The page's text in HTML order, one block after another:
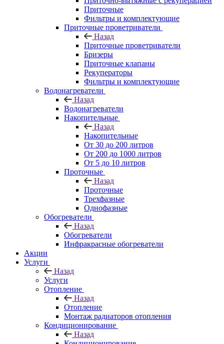
Приточные
Фильтры и комплектующие
Приточные проветриватели
Назад
Приточные проветриватели
Бризеры
Приточные клапаны
Рекуператоры
Фильтры и комплектующие
Водонагреватели
Назад
Водонагреватели
Накопительные
Назад
Накопительные
От 30 до 200 литров
От 200 до 1000 литров
От 5 до 10 литров
Проточные
Назад
Проточные
Трехфазные
Однофазные
Обогреватели
Назад
Обогреватели
Инфракрасные обогреватели
Акции
Услуги
Назад
Услуги
Отопление
Назад
Отопление
Монтаж радиаторов отопления
Кондиционирование
Назад